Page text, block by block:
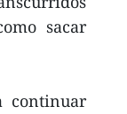
sacar
continuar